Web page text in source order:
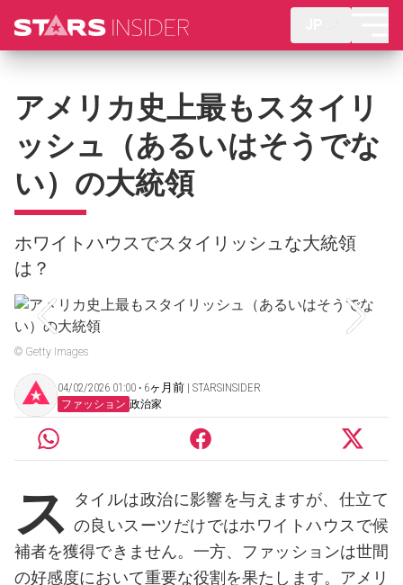
アメリカ史上最もスタイリ
ッシュ（あるいはそうでな
い）の大統領
ホワイトハウスでスタイリッシュな大統領
は？
© Getty Images
04/02/2026 01:00 ‧ 6ヶ月前 | STARSINSIDER
ファッション 政治家
ス タイルは政治に影響を与えますが、仕立て
の良いスーツだけではホワイトハウスで候
補者を獲得できません。一方、ファッションは世間
の好感度において重要な役割を果たします。アメリ